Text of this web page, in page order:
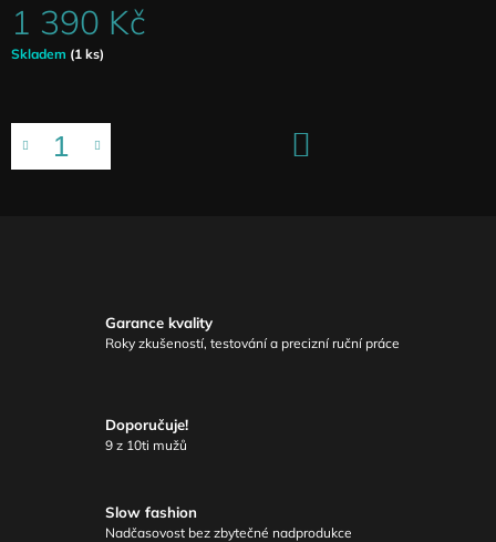
1 390 Kč
Měrná
Skladem (1 ks)
Garance kvality
Roky zkušeností, testování a precizní ruční práce
Doporučuje!
9 z 10ti mužů
Slow fashion
Nadčasovost bez zbytečné nadprodukce